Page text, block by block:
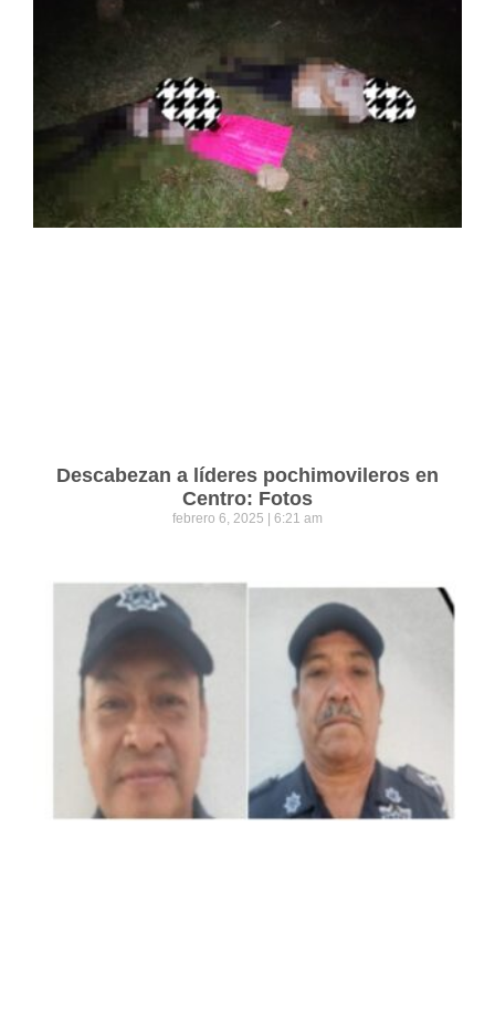
Descabezan a líderes pochimovileros en
Centro: Fotos
febrero 6, 2025 6:21 am